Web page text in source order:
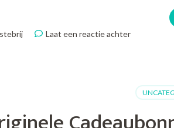
Laat een reactie achterop
voor
Collectie